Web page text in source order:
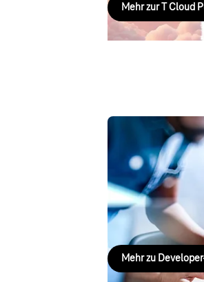
Mehr zur T Cloud
Unsere
Developer
Unsere Developer-
gemanagte
Services-Portfolio
Container und jeden
Mehr zu